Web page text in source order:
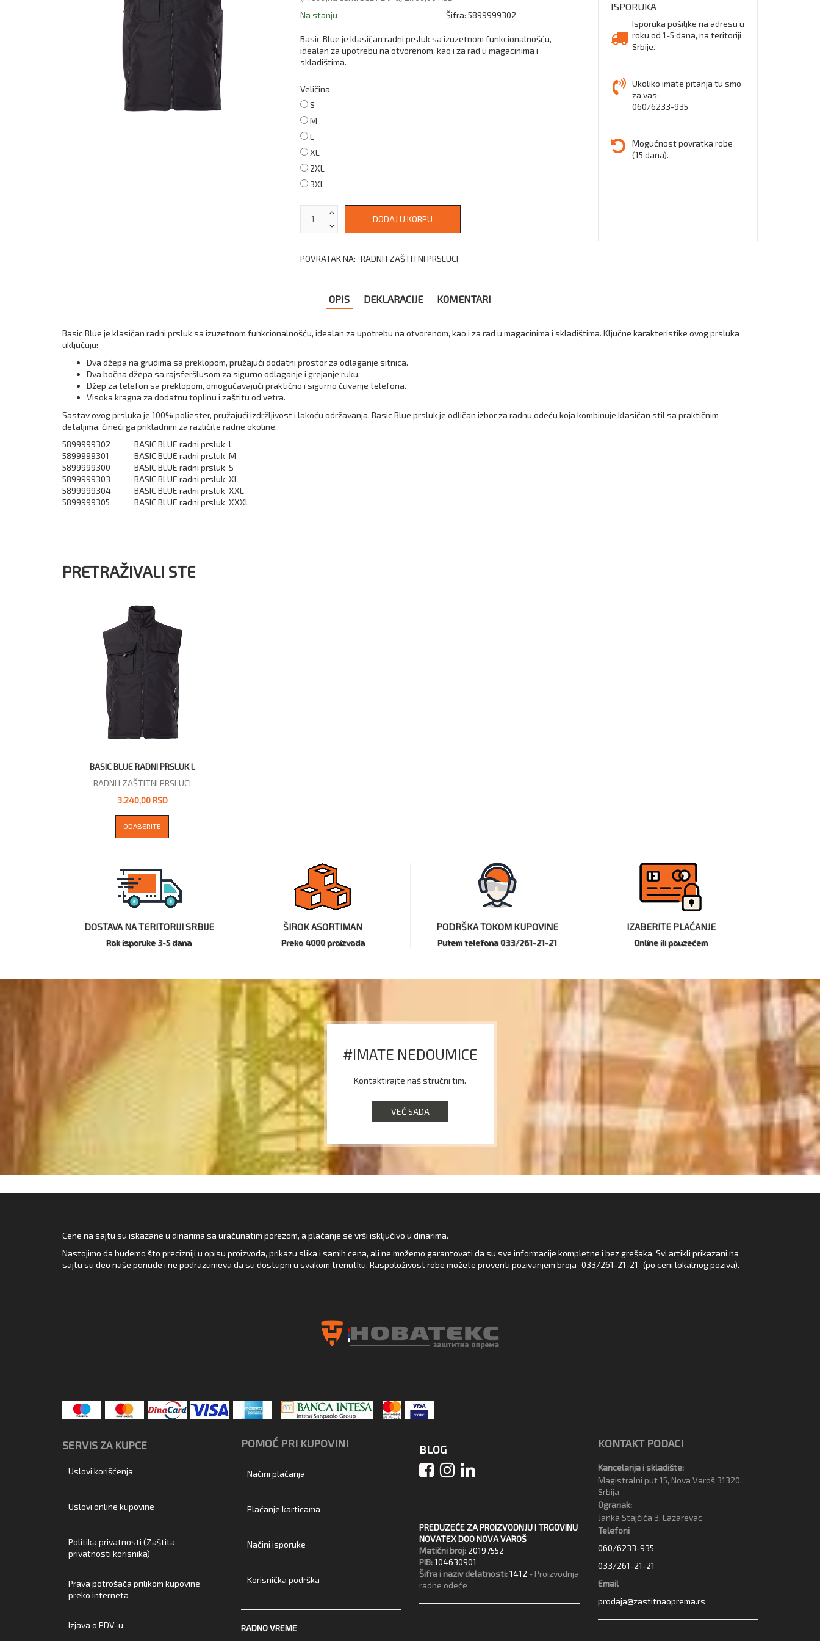
Na stanju
Šifra: 5899999302
Basic Blue je klasičan radni prsluk sa izuzetnom funkcionalnošću,
idealan za upotrebu na otvorenom, kao i za rad u magacinima i
skladištima.
Veličina
S
M
L
XL
2XL
3XL
POVRATAK NA: RADNI I ZAŠTITNI PRSLUCI
ISPORUKA
Isporuka pošiljke na adresu u
roku od 1-5 dana, na teritoriji
Srbije.
Ukoliko imate pitanja tu smo
za vas:
060/6233-935
Mogućnost povratka robe
(15 dana).
OPIS DEKLARACIJE KOMENTARI
Basic Blue je klasičan radni prsluk sa izuzetnom funkcionalnošću, idealan za upotrebu na otvorenom, kao i za rad u magacinima i skladištima. Ključne karakteristike ovog prsluka
uključuju:
Dva džepa na grudima sa preklopom, pružajući dodatni prostor za odlaganje sitnica.
Dva bočna džepa sa rajsferšlusom za sigurno odlaganje i grejanje ruku.
Džep za telefon sa preklopom, omogućavajući praktično i sigurno čuvanje telefona.
Visoka kragna za dodatnu toplinu i zaštitu od vetra.
Sastav ovog prsluka je 100% poliester, pružajući izdržljivost i lakoću održavanja. Basic Blue prsluk je odličan izbor za radnu odeću koja kombinuje klasičan stil sa praktičnim
detaljima, čineći ga prikladnim za različite radne okoline.
5899999302
BASIC BLUE radni prsluk L
5899999301
BASIC BLUE radni prsluk M
5899999300
BASIC BLUE radni prsluk S
5899999303
BASIC BLUE radni prsluk XL
5899999304
BASIC BLUE radni prsluk XXL
5899999305
BASIC BLUE radni prsluk XXXL
PRETRAŽIVALI STE
BASIC BLUE RADNI PRSLUK L
RADNI I ZAŠTITNI PRSLUCI
3.240,00 RSD
ODABERITE
DOSTAVA NA TERITORIJI SRBIJE
Rok isporuke 3-5 dana
ŠIROK ASORTIMAN
Preko 4000 proizvoda
PODRŠKA TOKOM KUPOVINE
Putem telefona 033/261-21-21
IZABERITE PLAĆANJE
Online ili pouzećem
#IMATE NEDOUMICE
Kontaktirajte naš stručni tim.
VEĆ SADA
Cene na sajtu su iskazane u dinarima sa uračunatim porezom, a plaćanje se vrši isključivo u dinarima.
Nastojimo da budemo što precizniji u opisu proizvoda, prikazu slika i samih cena, ali ne možemo garantovati da su sve informacije kompletne i bez grešaka. Svi artikli prikazani na
sajtu su deo naše ponude i ne podrazumeva da su dostupni u svakom trenutku. Raspoloživost robe možete proveriti pozivanjem broja 033/261-21-21 (po ceni lokalnog poziva).
SERVIS ZA KUPCE
Uslovi korišćenja
Uslovi online kupovine
Politika privatnosti (Zaštita
privatnosti korisnika)
Prava potrošača prilikom kupovine
preko interneta
Izjava o PDV-u
POMOĆ PRI KUPOVINI
Načini plaćanja
Plaćanje karticama
Načini isporuke
Korisnička podrška
RADNO VREME
BLOG
PREDUZEĆE ZA PROIZVODNJU I TRGOVINU
NOVATEX DOO NOVA VAROŠ
Matični broj: 20197552
PIB:104630901
Šifra i naziv delatnosti:1412 - Proizvodnja
radne odeće
KONTAKT PODACI
Kancelarija i skladište:
Magistralni put 15, Nova Varoš 31320,
Srbija
Ogranak:
Janka Stajčića 3, Lazarevac
Telefoni
060/6233-935
033/261-21-21
Email
prodaja@zastitnaoprema.rs